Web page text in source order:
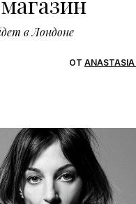
в Лондоне
ОТ ANASTASIA